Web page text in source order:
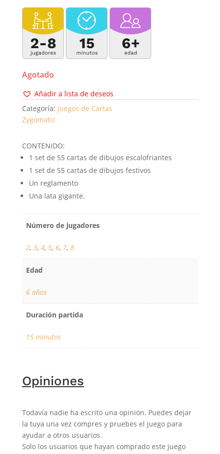
Agotado
Añadir a lista de deseos
Categoría: Juegos de Cartas
Zygomatic
CONTENIDO:
1 set de 55 cartas de dibujos escalofriantes
1 set de 55 cartas de dibujos festivos
Un reglamento
Una lata gigante.
Número de jugadores
2, 3, 4, 5, 6, 7, 8
Edad
6 años
Duración partida
15 minutos
Opiniones
Todavía nadie ha escrito una opinión. Puedes dejar
la tuya una vez compres y pruebes el juego para
ayudar a otros usuarios.
Solo los usuarios que hayan comprado este juego